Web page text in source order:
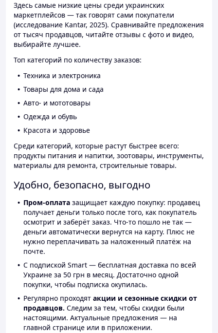
Здесь самые низкие цены среди украинских
маркетплейсов — так говорят сами покупатели
(исследование Kantar, 2025). Сравнивайте предложения
от тысяч продавцов, читайте отзывы с фото и видео,
выбирайте лучшее.
Топ категорий по количеству заказов:
Техника и электроника
Товары для дома и сада
Авто- и мототовары
Одежда и обувь
Красота и здоровье
Среди категорий, которые растут быстрее всего:
продукты питания и напитки, зоотовары, инструменты,
материалы для ремонта, строительные товары.
Удобно, безопасно, выгодно
Пром-оплата защищает каждую покупку: продавец
получает деньги только после того, как покупатель
осмотрит и заберёт заказ. Что-то пошло не так —
деньги автоматически вернутся на карту. Плюс не
нужно переплачивать за наложенный платёж на
почте.
С подпиской Smart — бесплатная доставка по всей
Украине за 50 грн в месяц. Достаточно одной
покупки, чтобы подписка окупилась.
Регулярно проходят акции и сезонные скидки от
продавцов. Следим за тем, чтобы скидки были
настоящими. Актуальные предложения — на
главной странице или в приложении.